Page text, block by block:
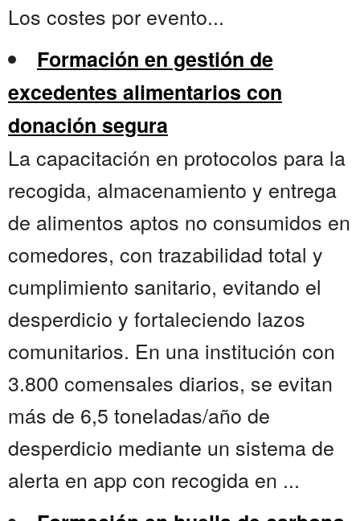
Los costes por evento...
Formación en gestión de
excedentes alimentarios con
donación segura
La capacitación en protocolos para la
recogida, almacenamiento y entrega
de alimentos aptos no consumidos en
comedores, con trazabilidad total y
cumplimiento sanitario, evitando el
desperdicio y fortaleciendo lazos
comunitarios. En una institución con
3.800 comensales diarios, se evitan
más de 6,5 toneladas/año de
desperdicio mediante un sistema de
alerta en app con recogida en ...